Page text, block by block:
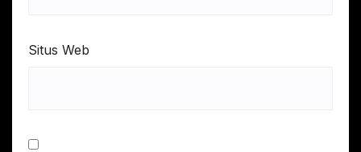
Situs Web